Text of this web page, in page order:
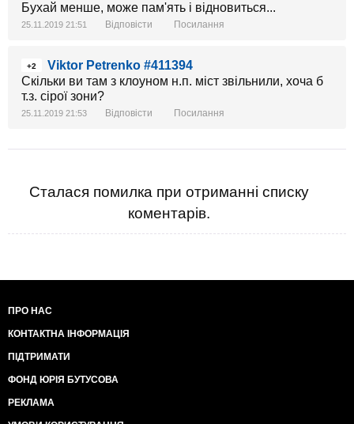
Бухай менше, може пам'ять і відновиться...
25.11.2019 21:51 Відповісти Посилання
+2
Viktor Petrenko #411394
Скільки ви там з клоуном н.п. міст звільнили, хоча б
т.з. сірої зони?
25.11.2019 21:53 Відповісти Посилання
Сталася помилка при отриманні списку
коментарів.
ПРО НАС
КОНТАКТНА ІНФОРМАЦІЯ
ПІДТРИМАТИ
ФОНД ЮРІЯ БУТУСОВА
РЕКЛАМА